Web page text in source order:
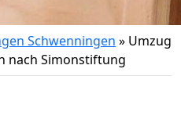
Schwenningen » Umzug
nach Simonstiftung